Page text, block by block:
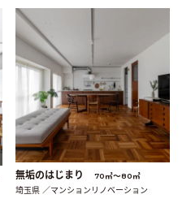
無垢のはじまり 70㎡〜80㎡
埼玉県 ／マンションリノベーション